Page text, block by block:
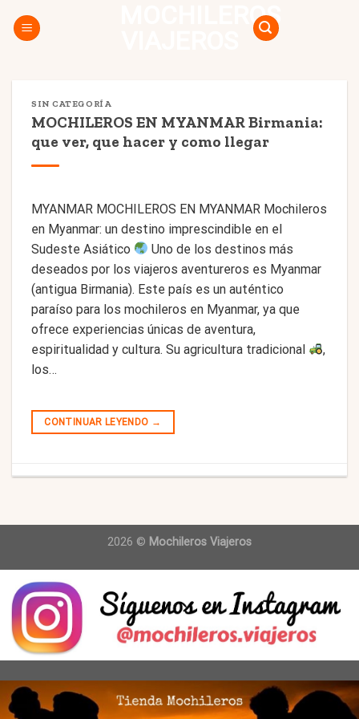
MOCHILEROS
SIN CATEGORÍA
MOCHILEROS EN MYANMAR Birmania:
que ver, que hacer y como llegar
MYANMAR MOCHILEROS EN MYANMAR Mochileros
en Myanmar: un destino imprescindible en el
Sudeste Asiático
Uno de los destinos más
deseados por los viajeros aventureros es Myanmar
(antigua Birmania). Este país es un auténtico
paraíso para los mochileros en Myanmar, ya que
ofrece experiencias únicas de aventura,
espiritualidad y cultura. Su agricultura tradicional
,
los…
CONTINUAR LEYENDO →
2026 © Mochileros Viajeros